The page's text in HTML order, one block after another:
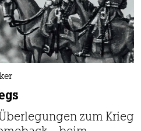
zum Krieg